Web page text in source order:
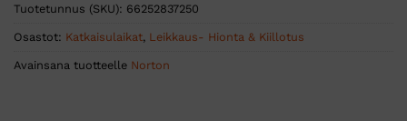
Tuotetunnus (SKU): 66252837250
Osastot: Katkaisulaikat, Leikkaus- Hionta & Kiillotus
Avainsana tuotteelle Norton